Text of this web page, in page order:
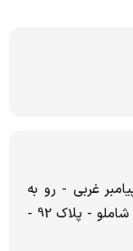
غربی - رو به
روی مرکز تجاری کوروش نبش کوچه شاملو - پلاک 92 -